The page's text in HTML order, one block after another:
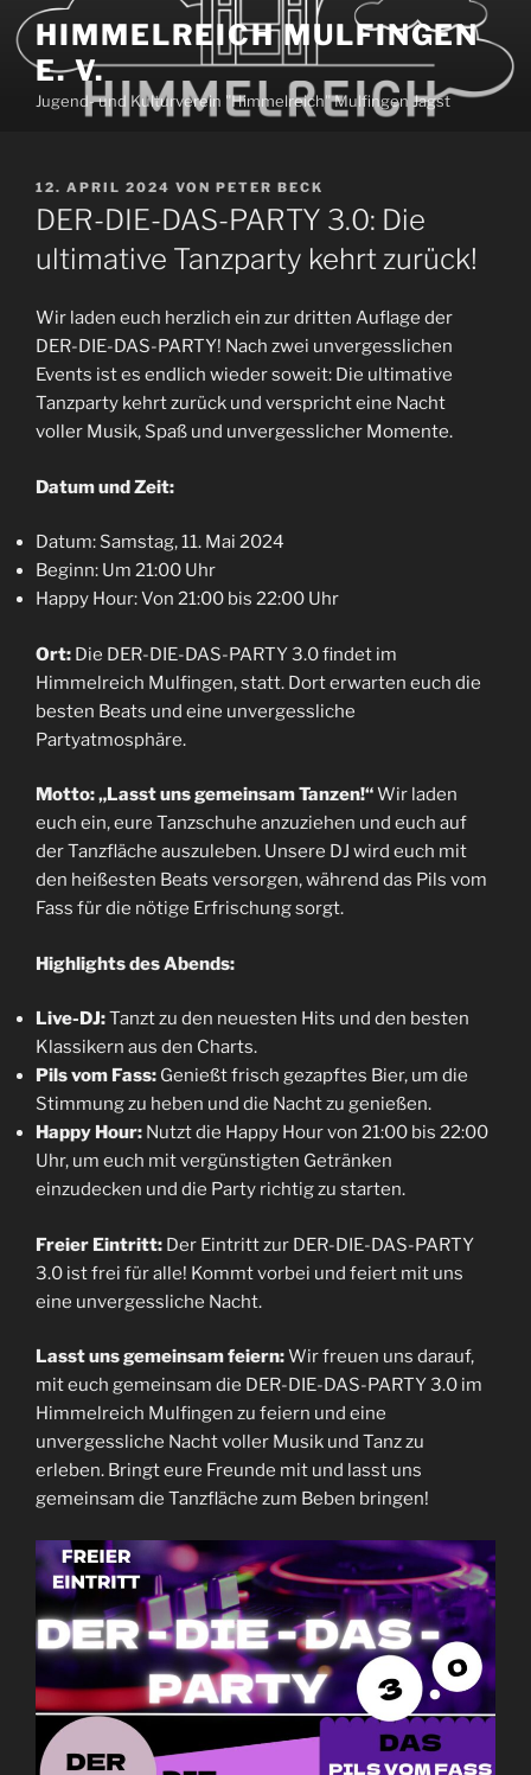
Zum
Inhalt
springen
HIMMELREICH MULFINGEN
E. V.
Jugend- und Kulturverein "Himmelreich" Mulfingen Jagst
VERÖFFENTLICHT
AM
12. APRIL 2024 VON PETER BECK
DER-DIE-DAS-PARTY 3.0: Die
ultimative Tanzparty kehrt zurück!
Wir laden euch herzlich ein zur dritten Auflage der
DER-DIE-DAS-PARTY! Nach zwei unvergesslichen
Events ist es endlich wieder soweit: Die ultimative
Tanzparty kehrt zurück und verspricht eine Nacht
voller Musik, Spaß und unvergesslicher Momente.
Datum und Zeit:
Datum: Samstag, 11. Mai 2024
Beginn: Um 21:00 Uhr
Happy Hour: Von 21:00 bis 22:00 Uhr
Ort: Die DER-DIE-DAS-PARTY 3.0 findet im
Himmelreich Mulfingen, statt. Dort erwarten euch die
besten Beats und eine unvergessliche
Partyatmosphäre.
Motto: „Lasst uns gemeinsam Tanzen!“Wir laden
euch ein, eure Tanzschuhe anzuziehen und euch auf
der Tanzfläche auszuleben. Unsere DJ wird euch mit
den heißesten Beats versorgen, während das Pils vom
Fass für die nötige Erfrischung sorgt.
Highlights des Abends:
Live-DJ:Tanzt zu den neuesten Hits und den besten
Klassikern aus den Charts.
Pils vom Fass: Genießt frisch gezapftes Bier, um die
Stimmung zu heben und die Nacht zu genießen.
Happy Hour: Nutzt die Happy Hour von 21:00 bis 22:00
Uhr, um euch mit vergünstigten Getränken
einzudecken und die Party richtig zu starten.
Freier Eintritt: Der Eintritt zur DER-DIE-DAS-PARTY
3.0 ist frei für alle! Kommt vorbei und feiert mit uns
eine unvergessliche Nacht.
Lasst uns gemeinsam feiern:Wir freuen uns darauf,
mit euch gemeinsam die DER-DIE-DAS-PARTY 3.0 im
Himmelreich Mulfingen zu feiern und eine
unvergessliche Nacht voller Musik und Tanz zu
erleben. Bringt eure Freunde mit und lasst uns
gemeinsam die Tanzfläche zum Beben bringen!